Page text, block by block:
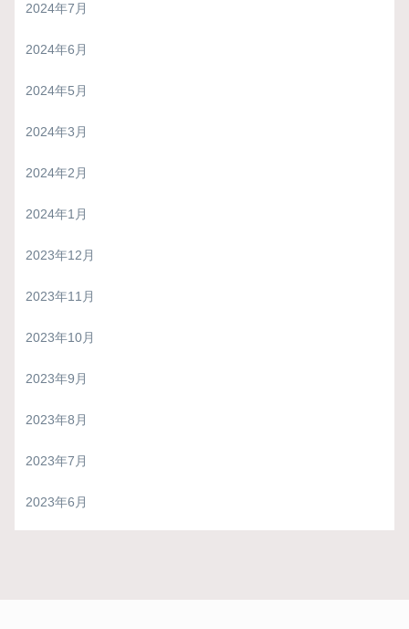
2024年7月
2024年6月
2024年5月
2024年3月
2024年2月
2024年1月
2023年12月
2023年11月
2023年10月
2023年9月
2023年8月
2023年7月
2023年6月